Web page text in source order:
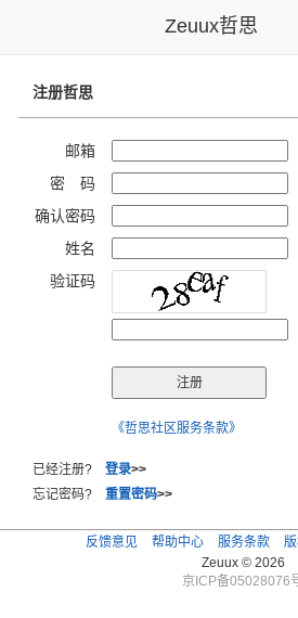
Zeuux哲思
注册哲思
邮箱
密 码
确认密码
姓名
验证码
《哲思社区服务条款》
已经注册? 登录>>
忘记密码? 重置密码>>
反馈意见 帮助中心 服务条款
Zeuux © 2026
京ICP备05028076